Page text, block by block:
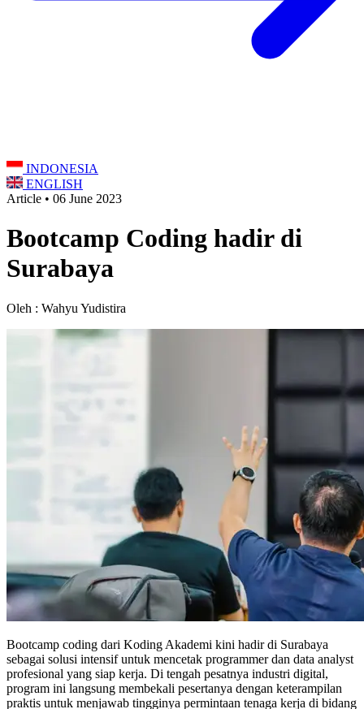
INDONESIA
ENGLISH
Article • 06 June 2023
Bootcamp Coding hadir di
Surabaya
Oleh : Wahyu Yudistira
Bootcamp coding dari Koding Akademi kini hadir di Surabaya
sebagai solusi intensif untuk mencetak programmer dan data analyst
profesional yang siap kerja. Di tengah pesatnya industri digital,
program ini langsung membekali pesertanya dengan keterampilan
praktis untuk menjawab tingginya permintaan tenaga kerja di bidang